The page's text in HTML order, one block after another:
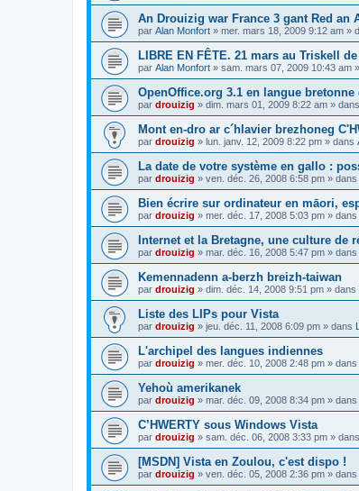
An Drouizig war France 3 gant Red an
par Alan Monfort » mer. mars 18, 2009 9:12 am »
LIBRE EN FÊTE. 21 mars au Triskell
par Alan Monfort » sam. mars 07, 2009 10:43 am
OpenOffice.org 3.1 en langue
par drouizig » dim. mars 01, 2009 8:22 am » dans
Mont en-dro ar c´hlavier brezhoneg
par drouizig » lun. janv. 12, 2009 8:22 pm » dans
La date de votre système en gallo :
par drouizig » ven. déc. 26, 2008 6:58 pm » dans
Bien écrire sur ordinateur en māori,
par drouizig » mer. déc. 17, 2008 5:03 pm » dans
Internet et la Bretagne, une culture de
par drouizig » mar. déc. 16, 2008 5:47 pm » dans
Kemennadenn a-berzh breizh-taiwan
par drouizig » dim. déc. 14, 2008 9:51 pm » dans
Liste des LIPs pour Vista
par drouizig » jeu. déc. 11, 2008 6:09 pm » dans
L'archipel des langues indiennes
par drouizig » mer. déc. 10, 2008 2:48 pm » dans
Yehoù amerikanek
par drouizig » mar. déc. 09, 2008 8:34 pm » dans
C’HWERTY sous Windows Vista
par drouizig » sam. déc. 06, 2008 3:33 pm » dans
[MSDN] Vista en Zoulou, c'est dispo !
par drouizig » ven. déc. 05, 2008 2:36 pm » dans